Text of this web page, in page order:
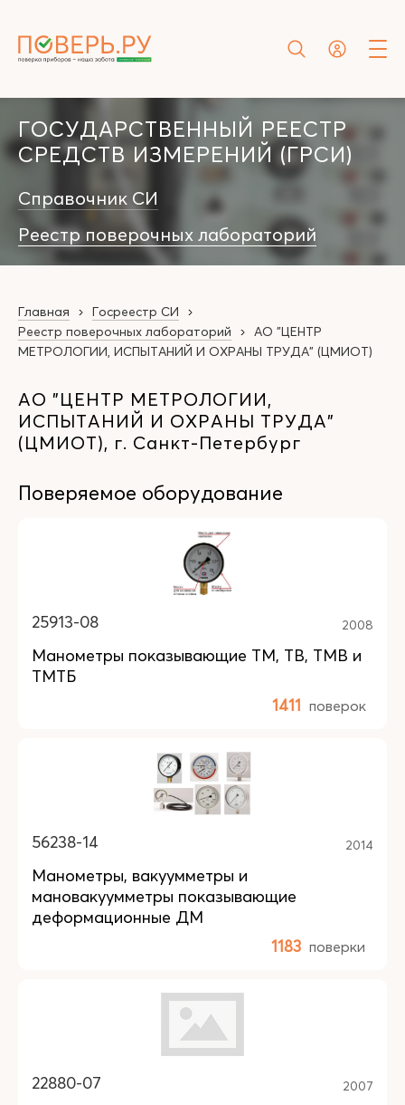
ГОСУДАРСТВЕННЫЙ РЕЕСТР
СРЕДСТВ ИЗМЕРЕНИЙ (ГРСИ)
Справочник СИ
Реестр поверочных лабораторий
Главная
Госреестр СИ
Реестр поверочных лабораторий
АО "ЦЕНТР
МЕТРОЛОГИИ, ИСПЫТАНИЙ И ОХРАНЫ ТРУДА" (ЦМИОТ)
АО "ЦЕНТР МЕТРОЛОГИИ,
ИСПЫТАНИЙ И ОХРАНЫ ТРУДА"
(ЦМИОТ), г. Санкт-Петербург
Поверяемое оборудование
25913-08 2008
Манометры показывающие ТМ, ТВ, ТМВ и
ТМТБ
1411 поверок
56238-14 2014
Манометры, вакуумметры и
мановакуумметры показывающие
деформационные ДМ
1183 поверки
22880-07 2007